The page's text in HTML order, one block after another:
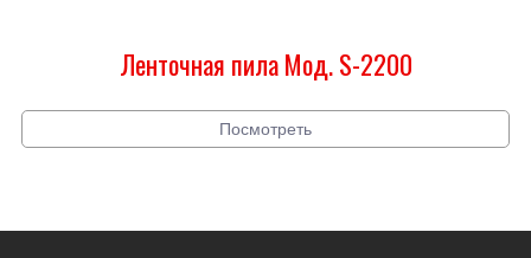
Ленточная пила Мод. S-2200
Посмотреть